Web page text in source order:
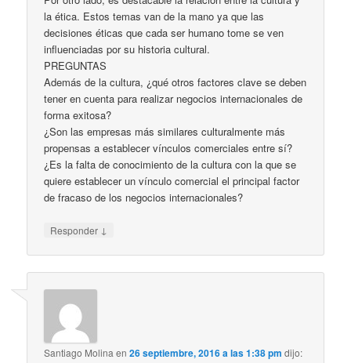
la ética. Estos temas van de la mano ya que las
decisiones éticas que cada ser humano tome se ven
influenciadas por su historia cultural.
PREGUNTAS
Además de la cultura, ¿qué otros factores clave se deben
tener en cuenta para realizar negocios internacionales de
forma exitosa?
¿Son las empresas más similares culturalmente más
propensas a establecer vínculos comerciales entre sí?
¿Es la falta de conocimiento de la cultura con la que se
quiere establecer un vínculo comercial el principal factor
de fracaso de los negocios internacionales?
Responder ↓
Santiago Molina en26 septiembre, 2016 a las 1:38 pm dijo: